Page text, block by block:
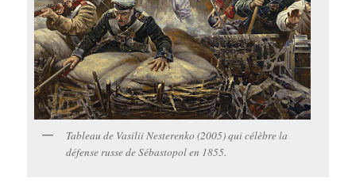
Tableau de Vasilii Nesterenko (2005) qui célèbre la
défense russe de Sébastopol en 1855.